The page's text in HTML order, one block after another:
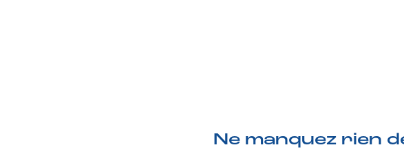
Ne manquez rien